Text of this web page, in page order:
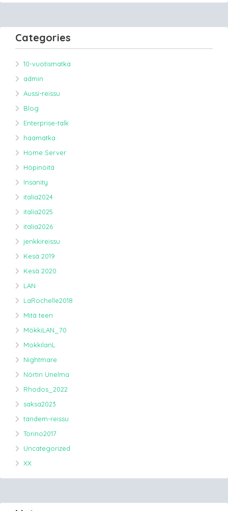
Categories
10-vuotismatka
admin
Aussi-reissu
Blog
Enterprise-talk
haamatka
Home Server
Höpinöitä
Insanity
italia2024
italia2025
italia2026
jenkkireissu
Kesä 2019
Kesä 2020
LAN
LaRochelle2018
Mitä teen
MökkiLAN_70
MokkilanL
Nightmare
Nörtin Unelma
Rhodos_2022
saksa2023
tandem-reissu
Torino2017
Uncategorized
XX